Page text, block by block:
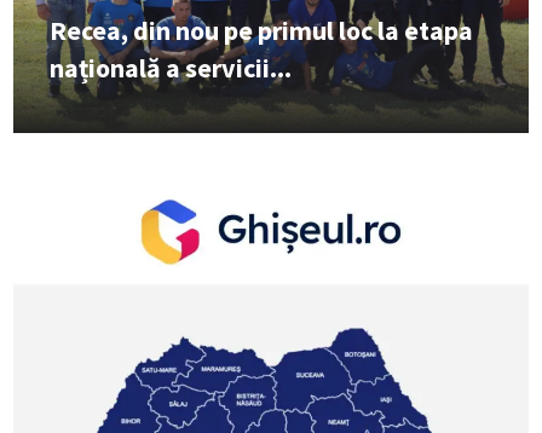
Recea, din nou pe primul loc la etapa
națională a servicii...